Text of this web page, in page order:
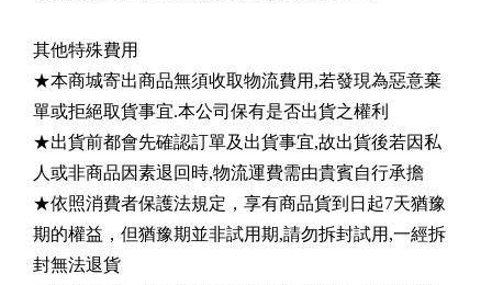
其他特殊費用
★本商城寄出商品無須收取物流費用,若發現為惡意棄
單或拒絕取貨事宜.本公司保有是否出貨之權利
★出貨前都會先確認訂單及出貨事宜,故出貨後若因私
人或非商品因素退回時,物流運費需由貴賓自行承擔
★依照消費者保護法規定，享有商品貨到日起7天猶豫
期的權益，但猶豫期並非試用期,請勿拆封試用,一經拆
封無法退貨